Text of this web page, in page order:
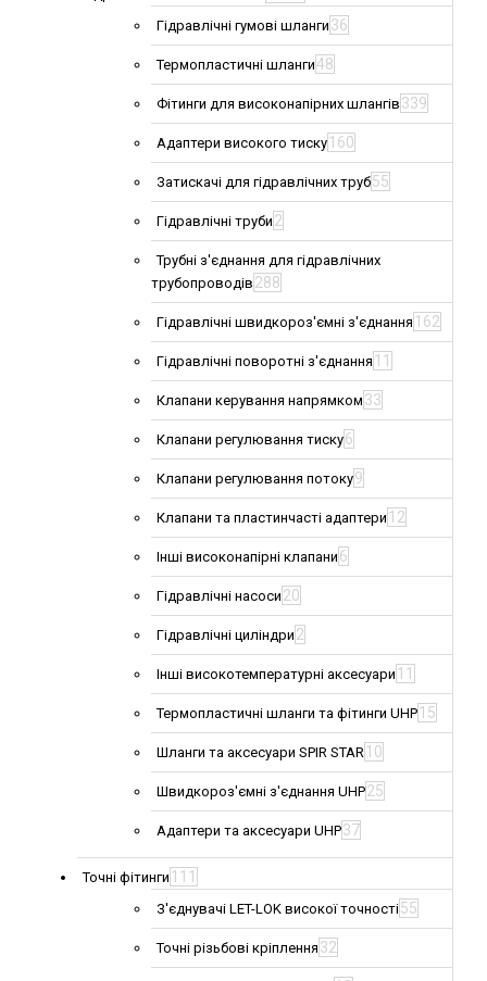
Гідравлічні гумові шланги 36
Термопластичні шланги48
Фітинги для високонапірних шлангів 339
Адаптери високого тиску 160
Затискачі для гідравлічних труб55
Гідравлічні труби 2
Трубні з'єднання для гідравлічних
трубопроводів 288
Гідравлічні швидкороз'ємні з'єднання 162
Гідравлічні поворотні з'єднання 11
Клапани керування напрямком 33
Клапани регулювання тиску6
Клапани регулювання потоку9
Клапани та пластинчасті адаптери 12
Інші високонапірні клапани 6
Гідравлічні насоси 20
Гідравлічні циліндри 2
Інші високотемпературні аксесуари 11
Термопластичні шланги та фітинги UHP 15
Шланги та аксесуари SPIR STAR 10
Швидкороз'ємні з'єднання UHP25
Адаптери та аксесуари UHP37
Точні фітинги 111
З'єднувачі LET-LOK високої точності55
Точні різьбові кріплення 32